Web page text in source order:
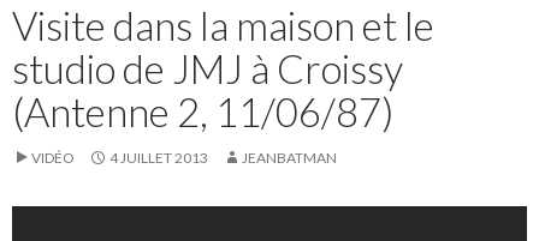
Visite dans la maison et le
studio de JMJ à Croissy
(Antenne 2, 11/06/87)
VIDÉO 4 JUILLET 2013 JEANBATMAN